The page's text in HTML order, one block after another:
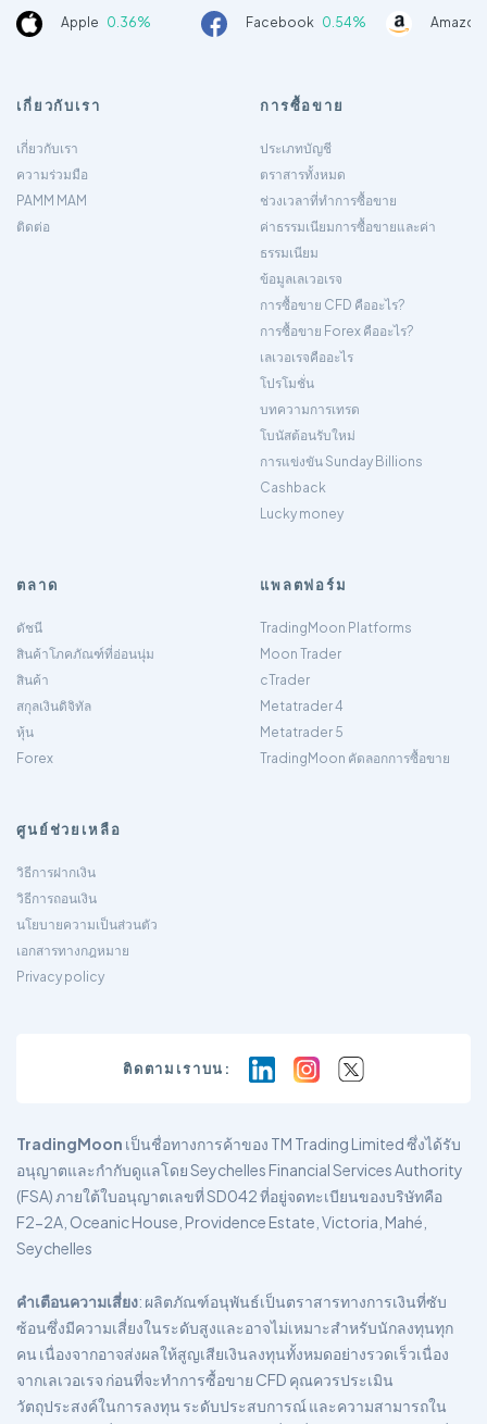
Apple 0.36% Facebook 0.54%
เกี่ยวกับเรา
เกี่ยวกับเรา
ความร่วมมือ
PAMM MAM
ติดต่อ
การซื้อขาย
ประเภทบัญชี
ตราสารทั้งหมด
ช่วงเวลาที่ทำการซื้อขาย
ค่าธรรมเนียมการซื้อขายและค่า
ธรรมเนียม
ข้อมูลเลเวอเรจ
การซื้อขาย CFD คืออะไร?
การซื้อขาย Forex คืออะไร?
เลเวอเรจคืออะไร
โปรโมชั่น
บทความการเทรด
โบนัสต้อนรับใหม่
การแข่งขัน Sunday Billions
Cashback
Lucky money
ตลาด
ดัชนี
สินค้าโภคภัณฑ์ที่อ่อนนุ่ม
สินค้า
สกุลเงินดิจิทัล
หุ้น
Forex
แพลตฟอร์ม
TradingMoon Platforms
Moon Trader
cTrader
Metatrader 4
Metatrader 5
TradingMoon คัดลอกการซื้อขาย
ศูนย์ช่วยเหลือ
วิธีการฝากเงิน
วิธีการถอนเงิน
นโยบายความเป็นส่วนตัว
เอกสารทางกฎหมาย
Privacy policy
ติดตามเราบน:
TradingMoon เป็นชื่อทางการค้าของ TM Trading Limited ซึ่งได้รับ
อนุญาตและกำกับดูแลโดย Seychelles Financial Services Authority
(FSA) ภายใต้ใบอนุญาตเลขที่ SD042 ที่อยู่จดทะเบียนของบริษัทคือ
F2-2A, Oceanic House, Providence Estate, Victoria, Mahé,
Seychelles
คำเตือนความเสี่ยง: ผลิตภัณฑ์อนุพันธ์เป็นตราสารทางการเงินที่ซับ
ซ้อนซึ่งมีความเสี่ยงในระดับสูงและอาจไม่เหมาะสำหรับนักลงทุนทุก
คน เนื่องจากอาจส่งผลให้สูญเสียเงินลงทุนทั้งหมดอย่างรวดเร็วเนื่อง
จากเลเวอเรจ ก่อนที่จะทำการซื้อขาย CFD คุณควรประเมิน
วัตถุประสงค์ในการลงทุน ระดับประสบการณ์ และความสามารถใน